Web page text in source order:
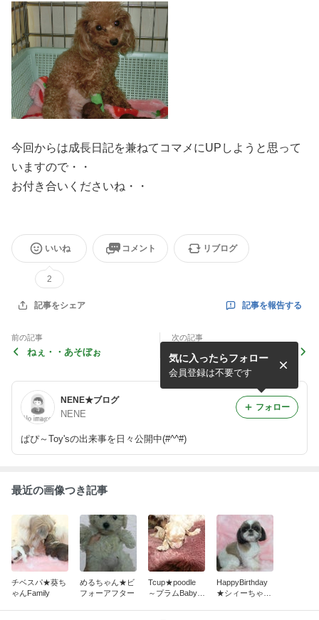
今回からは成長日記を兼ねてコマメにUPしようと思って
いますので・・
お付き合いくださいね・・
いいね
2
コメント リブログ
記事をシェア 記事を報告する
前の記事
ねぇ・・あそぼぉ
次の記事
トイプードル☆ミントちゃん
NENE★ブログ
NENE
ぱぴ～Toy'sの出来事を日々公開中(#^^#)
気に入ったらフォロー
会員登録は不要です
フォロー
最近の画像つき記事
チベスパ★葵ち
ゃんFamily
めるちゃん★ビ
フォーアフター
Tcup★poodle
～プラムBaby
HappyBirthday
★シィーちゃん